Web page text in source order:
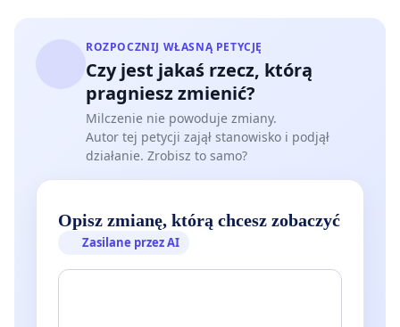
ROZPOCZNIJ WŁASNĄ PETYCJĘ
Czy jest jakaś rzecz, którą
pragniesz zmienić?
Milczenie nie powoduje zmiany.
Autor tej petycji zajął stanowisko i podjął
działanie. Zrobisz to samo?
Opisz zmianę, którą chcesz zobaczyć
Zasilane przez AI